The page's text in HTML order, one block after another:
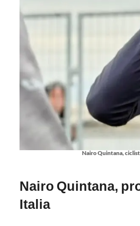
Nairo Quintana,
Nairo Quintana,
Italia